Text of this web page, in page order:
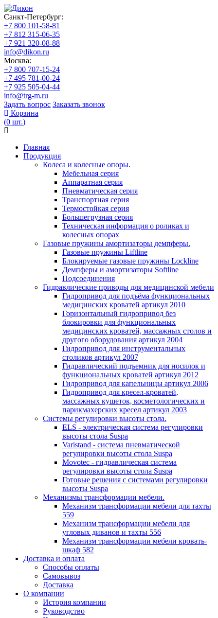
Санкт-Петербург:
+7 800 101-58-81
+7 812 315-06-35
+7 921 320-08-88
info@dikon.ru
Москва:
+7 800 707-15-24
+7 495 781-00-24
+7 925 505-04-44
info@trg-m.ru
Задать вопрос Заказать звонок
Корзина
(0 шт.)
Главная
Продукция
Колеса и колесные опоры.
Мебельная серия
Аппаратная серия
Пневматическая серия
Транспортная серия
Термостойкая серия
Большегрузная серия
Техническая информация о роликах и
колесных опорах
Газовые пружины амортизаторы демпферы.
Газовые пружины Liftline
Блокируемые газовые пружины Lockline
Демпферы и амортизаторы Softline
Подсоединения
Гидравлические приводы для медицинской мебели
Гидропривод для подъёма функциональных
медицинских кроватей артикул 2010
Горизонтальный гидропривод без
блокировки для функциональных
медицинских кроватей, массажных столов и
другого оборудования артикул 2004
Гидропривод для инструментальных
столиков артикул 2007
Гидравлический подъемник для носилок и
функциональных кроватей артикул 2012
Гидропривод для капельницы артикул 2006
Гидропривод для кресел-кроватей,
массажных кушеток, косметологических и
парикмахерских кресел артикул 2003
Системы регулировки высоты стола.
ELS - электрическая система регулировки
высоты стола Suspa
Varistand - система пневматической
регулировки высоты стола Suspa
Movotec - гидравлическая система
регулировки высоты стола Suspa
Готовые решения с системами регулировки
высоты Suspa
Механизмы трансформации мебели.
Механизм трансформации мебели для тахты
559
Механизм трансформации мебели для
угловых диванов и тахты 556
Механизм трансформации мебели кровать-
шкаф 582
Доставка и оплата
Способы оплаты
Самовывоз
Доставка
О компании
История компании
Руководство